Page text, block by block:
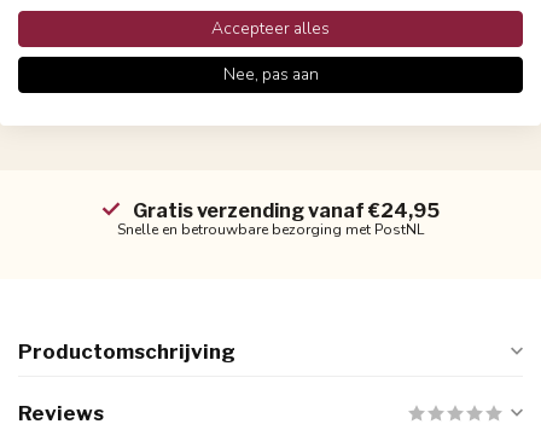
Gratis verzending vanaf €24,95
Snelle en betrouwbare bezorging met PostNL
Productomschrijving
Reviews
Accepteer alles
Nee, pas aan